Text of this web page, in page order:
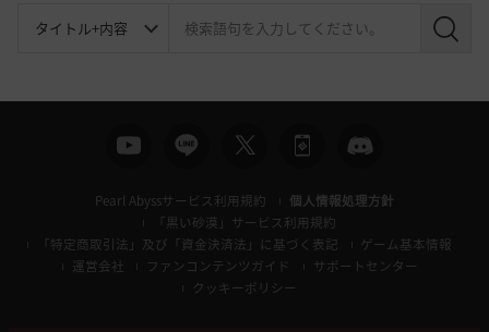
検
Pearl Abyssサービス利用規約
個人情報処理方針
「黒い砂漠」サービス利用規約
「特定商取引法」及び「資金決済法」に基づく表記
ゲーム基本情報
運営会社
ファンコンテンツガイド
サポートセンター
クッキーポリシー